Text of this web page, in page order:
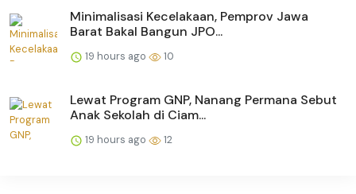
Minimalisasi Kecelakaan, Pemprov Jawa
Barat Bakal Bangun JPO...
19 hours ago 10
Lewat Program GNP, Nanang Permana Sebut
Anak Sekolah di Ciam...
19 hours ago 12